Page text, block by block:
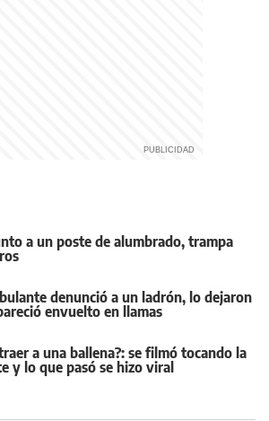
a un poste de alumbrado, trampa
denunció a un ladrón, lo dejaron
envuelto en llamas
a una ballena?: se filmó tocando la
y lo que pasó se hizo viral